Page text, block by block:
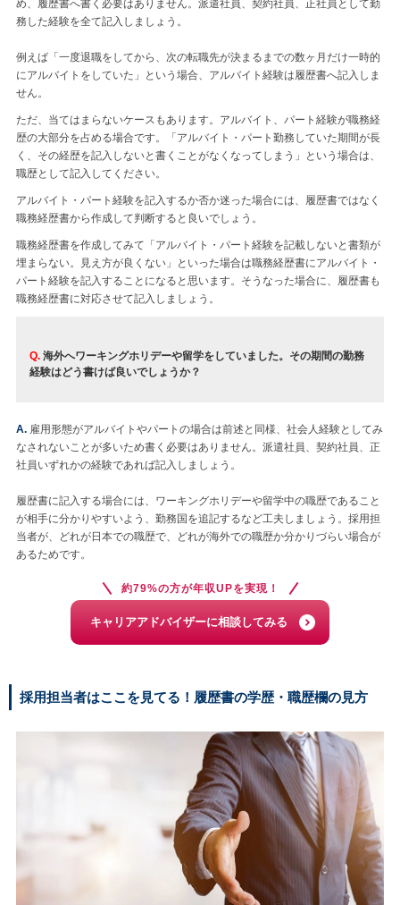
め、履歴書へ書く必要はありません。派遣社員、契約社員、正社員として勤
務した経験を全て記入しましょう。
例えば「一度退職をしてから、次の転職先が決まるまでの数ヶ月だけ一時的
にアルバイトをしていた」という場合、アルバイト経験は履歴書へ記入しま
せん。
ただ、当てはまらないケースもあります。アルバイト、パート経験が職務経
歴の大部分を占める場合です。「アルバイト・パート勤務していた期間が長
く、その経歴を記入しないと書くことがなくなってしまう」という場合は、
職歴として記入してください。
アルバイト・パート経験を記入するか否か迷った場合には、履歴書ではなく
職務経歴書から作成して判断すると良いでしょう。
職務経歴書を作成してみて「アルバイト・パート経験を記載しないと書類が
埋まらない。見え方が良くない」といった場合は職務経歴書にアルバイト・
パート経験を記入することになると思います。そうなった場合に、履歴書も
職務経歴書に対応させて記入しましょう。
Q. 海外へワーキングホリデーや留学をしていました。その期間の勤務
経験はどう書けば良いでしょうか？
A. 雇用形態がアルバイトやパートの場合は前述と同様、社会人経験としてみ
なされないことが多いため書く必要はありません。派遣社員、契約社員、正
社員いずれかの経験であれば記入しましょう。
履歴書に記入する場合には、ワーキングホリデーや留学中の職歴であること
が相手に分かりやすいよう、勤務国を追記するなど工夫しましょう。採用担
当者が、どれが日本での職歴で、どれが海外での職歴か分かりづらい場合が
あるためです。
約79%の方が年収UPを実現！
キャリアアドバイザーに相談してみる
採用担当者はここを見てる！履歴書の学歴・職歴欄の見方